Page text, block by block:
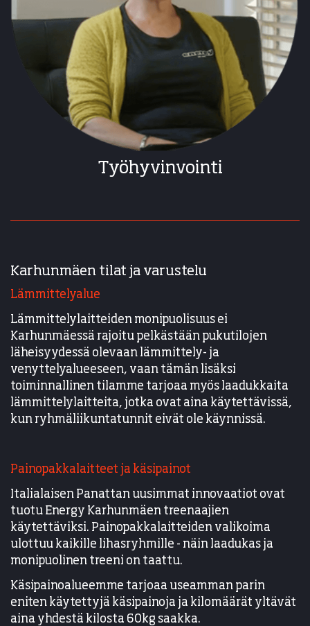
Työhyvinvointi
Karhunmäen tilat ja varustelu
Lämmittelyalue
Lämmittelylaitteiden monipuolisuus ei
Karhunmäessä rajoitu pelkästään pukutilojen
läheisyydessä olevaan lämmittely- ja
venyttelyalueeseen, vaan tämän lisäksi
toiminnallinen tilamme tarjoaa myös laadukkaita
lämmittelylaitteita, jotka ovat aina käytettävissä,
kun ryhmäliikuntatunnit eivät ole käynnissä.
Painopakkalaitteet ja käsipainot
Italialaisen Panattan uusimmat innovaatiot ovat
tuotu Energy Karhunmäen treenaajien
käytettäviksi. Painopakkalaitteiden valikoima
ulottuu kaikille lihasryhmille - näin laadukas ja
monipuolinen treeni on taattu.
Käsipainoalueemme tarjoaa useamman parin
eniten käytettyjä käsipainoja ja kilomäärät yltävät
aina yhdestä kilosta 60kg saakka.